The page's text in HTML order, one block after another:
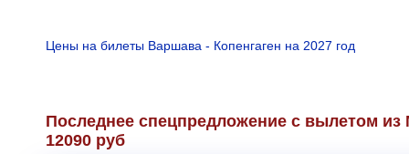
Цены на билеты Варшава - Копенгаген на 2027 год
Последнее спецпредложение с вылетом
12090 руб